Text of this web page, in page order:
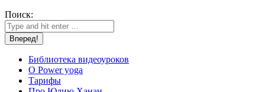
Поиск:
Библиотека видеоуроков
О Power yoga
Тарифы